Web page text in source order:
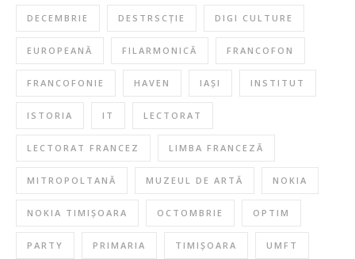
DECEMBRIE DESTRSCȚIE DIGI CULTURE
EUROPEANĂ FILARMONICĂ FRANCOFON
FRANCOFONIE HAVEN IAȘI INSTITUT
ISTORIA IT LECTORAT
LECTORAT FRANCEZ LIMBA FRANCEZĂ
MITROPOLTANĂ MUZEUL DE ARTĂ NOKIA
NOKIA TIMIȘOARA OCTOMBRIE OPTIM
PARTY PRIMARIA TIMIȘOARA UMFT